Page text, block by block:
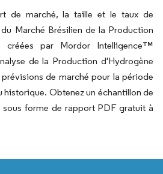
de marché, la taille et le taux de
Marché Brésilien de la Production
créées par Mordor Intelligence™
de la Production d'Hydrogène
de marché pour la période
historique. Obtenez un échantillon de
sous forme de rapport PDF gratuit à